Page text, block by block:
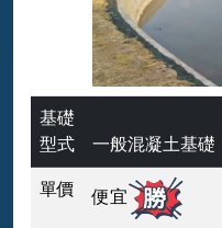
基礎
型式
一般混凝土基礎
單價 便宜